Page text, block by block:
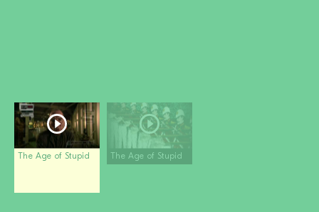
The Age of Stupid The Age of Stupid
Login